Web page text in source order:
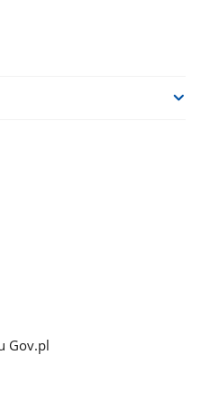
Gov.pl